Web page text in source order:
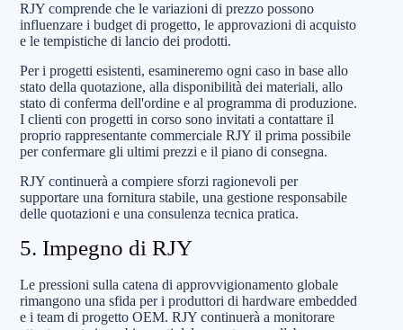
RJY comprende che le variazioni di prezzo possono
influenzare i budget di progetto, le approvazioni di acquisto
e le tempistiche di lancio dei prodotti.
Per i progetti esistenti, esamineremo ogni caso in base allo
stato della quotazione, alla disponibilità dei materiali, allo
stato di conferma dell'ordine e al programma di produzione.
I clienti con progetti in corso sono invitati a contattare il
proprio rappresentante commerciale RJY il prima possibile
per confermare gli ultimi prezzi e il piano di consegna.
RJY continuerà a compiere sforzi ragionevoli per
supportare una fornitura stabile, una gestione responsabile
delle quotazioni e una consulenza tecnica pratica.
5. Impegno di RJY
Le pressioni sulla catena di approvvigionamento globale
rimangono una sfida per i produttori di hardware embedded
e i team di progetto OEM. RJY continuerà a monitorare